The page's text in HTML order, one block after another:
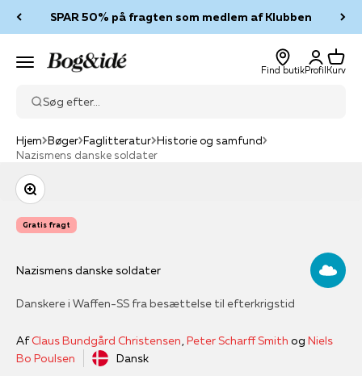
SPAR 50% på fragten som medlem af Klubben
Menu Bog & idé
Find butik
Log ind
Profil
Kurv
Kurv
Søg efter...
Hjem Bøger Faglitteratur Historie og samfund
Nazismens danske soldater
Zoom
Gratis fragt
Nazismens danske soldater
Danskere i Waffen-SS fra besættelse til efterkrigstid
AfClaus Bundgård Christensen, Peter Scharff Smith og Niels
Bo Poulsen
Dansk